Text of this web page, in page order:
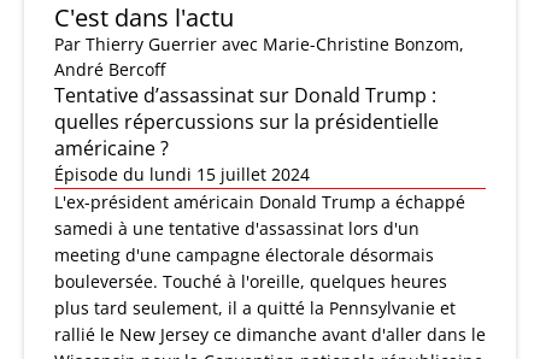
C'est dans l'actu
Par Thierry Guerrier avec Marie-Christine Bonzom,
André Bercoff
Tentative d’assassinat sur Donald Trump :
quelles répercussions sur la présidentielle
américaine ?
Épisode du lundi 15 juillet 2024
L'ex-président américain Donald Trump a échappé
samedi à une tentative d'assassinat lors d'un
meeting d'une campagne électorale désormais
bouleversée. Touché à l'oreille, quelques heures
plus tard seulement, il a quitté la Pennsylvanie et
rallié le New Jersey ce dimanche avant d'aller dans le